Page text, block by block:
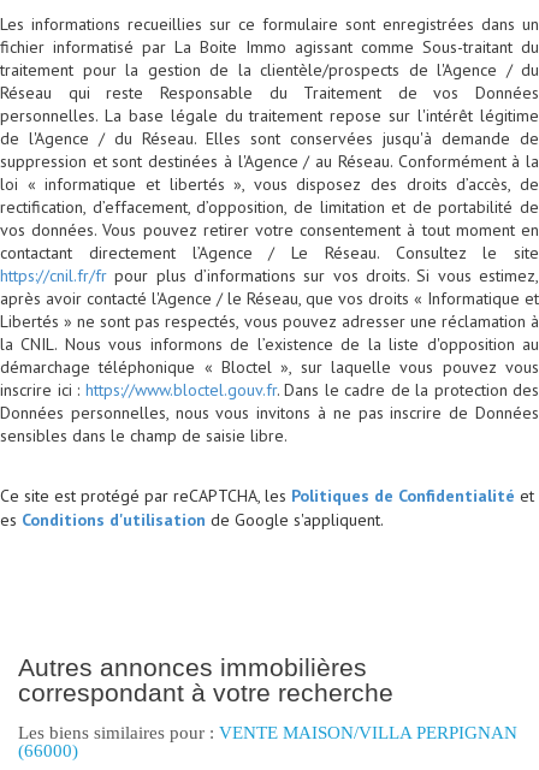
Les informations recueillies sur ce formulaire sont enregistrées dans un
fichier informatisé par La Boite Immo agissant comme Sous-traitant du
traitement pour la gestion de la clientèle/prospects de l'Agence / du
Réseau qui reste Responsable du Traitement de vos Données
personnelles. La base légale du traitement repose sur l'intérêt légitime
de l'Agence / du Réseau. Elles sont conservées jusqu'à demande de
suppression et sont destinées à l'Agence / au Réseau. Conformément à la
loi « informatique et libertés », vous disposez des droits d’accès, de
rectification, d’effacement, d’opposition, de limitation et de portabilité de
vos données. Vous pouvez retirer votre consentement à tout moment en
contactant directement l’Agence / Le Réseau. Consultez le site
https://cnil.fr/fr pour plus d’informations sur vos droits. Si vous estimez,
après avoir contacté l'Agence / le Réseau, que vos droits « Informatique et
Libertés » ne sont pas respectés, vous pouvez adresser une réclamation à
la CNIL. Nous vous informons de l’existence de la liste d'opposition au
démarchage téléphonique « Bloctel », sur laquelle vous pouvez vous
inscrire ici : https://www.bloctel.gouv.fr. Dans le cadre de la protection des
Données personnelles, nous vous invitons à ne pas inscrire de Données
sensibles dans le champ de saisie libre.
Ce site est protégé par reCAPTCHA, les Politiques de Confidentialité et
es Conditions d'utilisation de Google s'appliquent.
autres annonces immobilières
correspondant à votre recherche
Les biens similaires pour : VENTE MAISON/VILLA PERPIGNAN
(66000)